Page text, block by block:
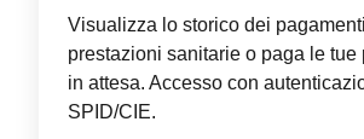
Visualizza lo storico dei
prestazioni sanitarie o paga le tue
in attesa. Accesso con
SPID/CIE.